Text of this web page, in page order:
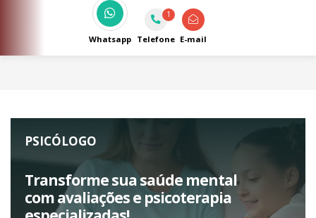
Whatsapp
1
Telefone E-mail
PSICÓLOGO
Transforme sua saúde mental
com avaliações e psicoterapia